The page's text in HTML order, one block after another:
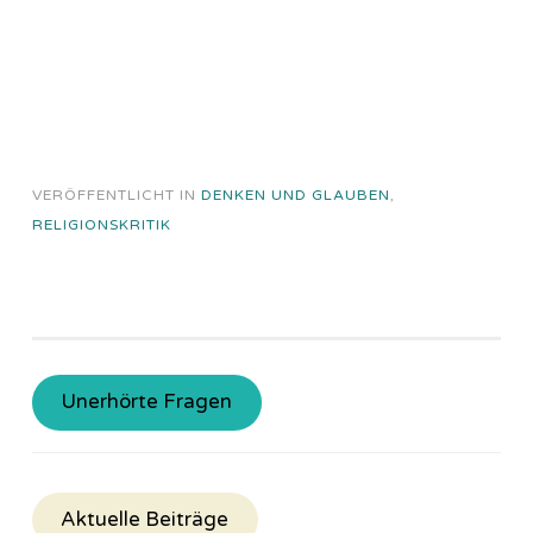
VERÖFFENTLICHT IN DENKEN UND GLAUBEN,
RELIGIONSKRITIK
Unerhörte Fragen
Aktuelle Beiträge